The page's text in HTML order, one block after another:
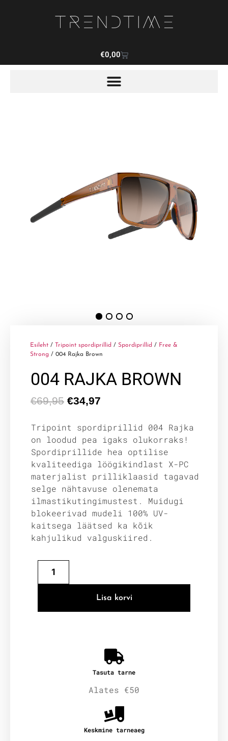
€0,00
Esileht / Tripoint spordiprillid / Spordiprillid / Free &
Strong / 004 Rajka Brown
004 RAJKA BROWN
€69,95 €34,97
Tripoint spordiprillid 004 Rajka
on loodud pea igaks olukorraks!
Spordiprillide hea optilise
kvaliteediga löögikindlast X-PC
materjalist prilliklaasid tagavad
selge nähtavuse olenemata
ilmastikutingimustest. Muidugi
blokeerivad mudeli 100% UV-
kaitsega läätsed ka kõik
kahjulikud valguskiired.
Lisa korvi
Tasuta tarne
Alates €50
Keskmine tarneaeg